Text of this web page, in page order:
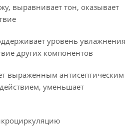
выравнивает тон, оказывает
уровень увлажнения
других компонентов
выраженным антисептическим
уменьшает